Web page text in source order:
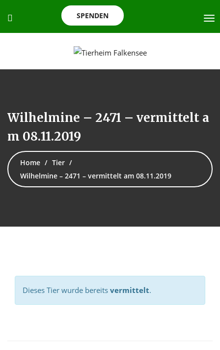
SPENDEN
Wilhelmine – 2471 – vermittelt a
m 08.11.2019
Home
Tier
Wilhelmine – 2471 – vermittelt am 08.11.2019
Dieses Tier wurde bereits vermittelt.